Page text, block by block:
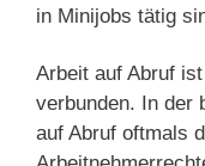
in Minijobs tätig
Arbeit auf Abruf
verbunden. In der
auf Abruf oftmals